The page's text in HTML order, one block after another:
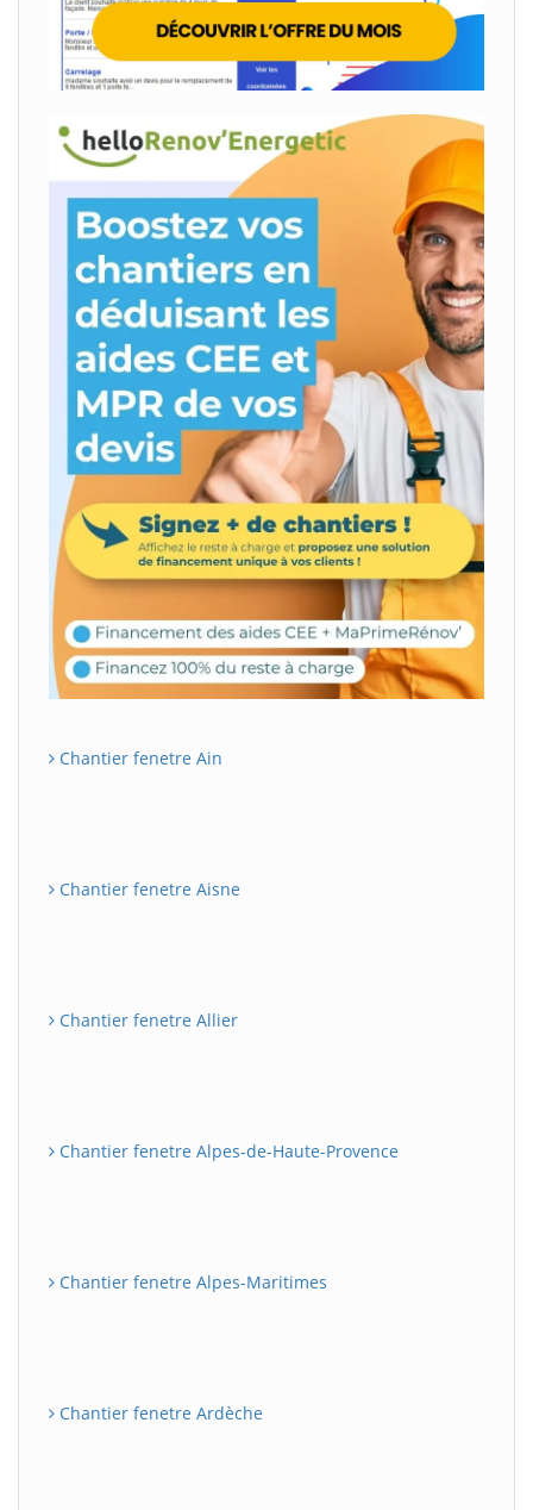
Chantier fenetre Ain
Chantier fenetre Aisne
Chantier fenetre Allier
Chantier fenetre Alpes-de-Haute-Provence
Chantier fenetre Alpes-Maritimes
Chantier fenetre Ardèche